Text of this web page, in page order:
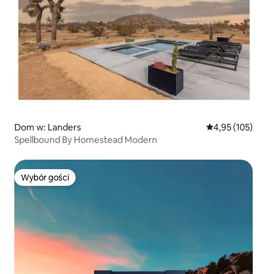
Dom w: Landers Średnia
4,95 (105)
Spellbound By Homestead Modern
Wybór gości
Wybór gości